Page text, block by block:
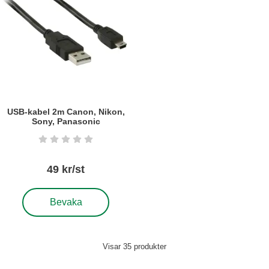
USB-kabel 2m Canon, Nikon,
Sony, Panasonic
Art. nr5809 Betyg: 0 stjärnor av 5
49 kr/st
Bevaka
, USB-kabel 2m Canon, Nikon, Sony, Panasonic
Visar 35 produkter